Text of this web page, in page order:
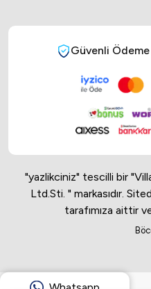
Güvenli
"yazlikciniz" tescilli bir
Ltd.Sti. " markasıdır.
tarafımıza aittir